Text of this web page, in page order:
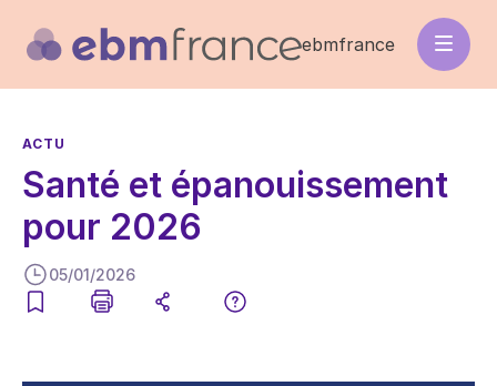
contenu
principal
ebmfrance
ACTU
Santé et épanouissement
pour 2026
05/01/2026